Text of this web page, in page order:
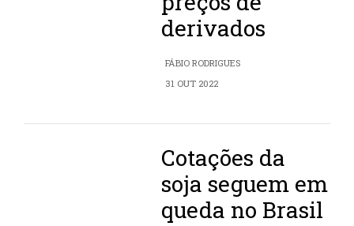
derivados
FÁBIO RODRIGUES
31 OUT 2022
Cotações da
soja seguem em
queda no Brasil